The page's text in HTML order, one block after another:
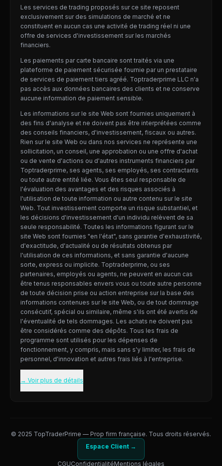
Les services de trading proposés sur ce site reposent
exclusivement sur des simulations de marché et ne
constituent en aucun cas une activité de trading réel ni une
offre de services d'investissement sur les marchés
financiers.
Les paiements par carte bancaire sont traités via une
plateforme de paiement sécurisée fournie par un prestataire
de services de paiement tiers agréé. Toptraderprime LLC n'a
pas accès aux données bancaires des clients et ne conserve
aucune information de paiement sensible.
Les informations sur le site Web sont fournies uniquement à
des fins d'analyse et ne doivent pas être interprétées comme
des conseils financiers, d'investissement, fiscaux ou autres.
Rien sur le site Web ou dans nos services ne représente une
sollicitation, un conseil, une approbation ou une offre d'achat
ou de vente d'actions ou d'autres instruments financiers par
Toptraderprime, ses agents, ses employés, ses contractants
ou toute autre entité liée. Vous êtes seul responsable de
l'évaluation des avantages et des risques associés à
l'utilisation de toute information ou autre contenu sur le site
Web. Tout investissement comporte un risque substantiel, et
les décisions d'investissement d'un individu relèvent de sa
seule responsabilité. Toutes les informations figurant sur le
site Web sont fournies "en l'état", sans garantie d'exhaustivité,
d'exactitude, d'actualité ou de résultats obtenus par
l'utilisation de ces informations, et sans garantie d'aucune
sorte, express ou implicite. Toptraderprime, ou ses
partenaires, employés ou agents, ne peuvent en aucun cas
être tenus responsables envers vous ou toute autre personne
de toute décision prise ou action entreprise sur la base des
informations contenues sur le site Web, ou de tout dommage
consécutif, spécial ou similaire, même s'ils ont été avertis de
l'éventualité de tels dommages. Les achats ne doivent pas
être considérés comme des dépôts. Tous les frais de
programme sont utilisés pour les dépenses de
fonctionnement, y compris, mais sans s'y limiter, les frais de
personnel, d'innovation et autres frais liés à l'entreprise.
→ Voir plus de détails
© 2025 TopTraderPrime — Prop firm française. Tous droits réservés.
Espace Client →
CGUConfidentialitéMentions légales